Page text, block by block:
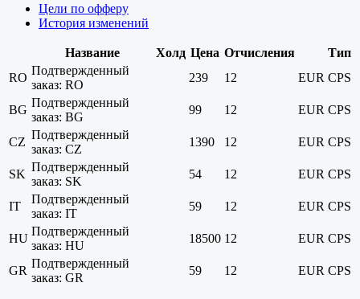
Цели по офферу
История изменений
Название Холд Цена Отчисления
Тип
RO
Подтвержденный
заказ: RO
239 12 EUR CPS
BG
Подтвержденный
заказ: BG
99 12 EUR CPS
CZ
Подтвержденный
заказ: CZ
1390 12 EUR CPS
SK
Подтвержденный
заказ: SK
54 12 EUR CPS
IT
Подтвержденный
заказ: IT
59 12 EUR CPS
HU
Подтвержденный
заказ: HU
18500 12 EUR CPS
GR
Подтвержденный
заказ: GR
59 12 EUR CPS